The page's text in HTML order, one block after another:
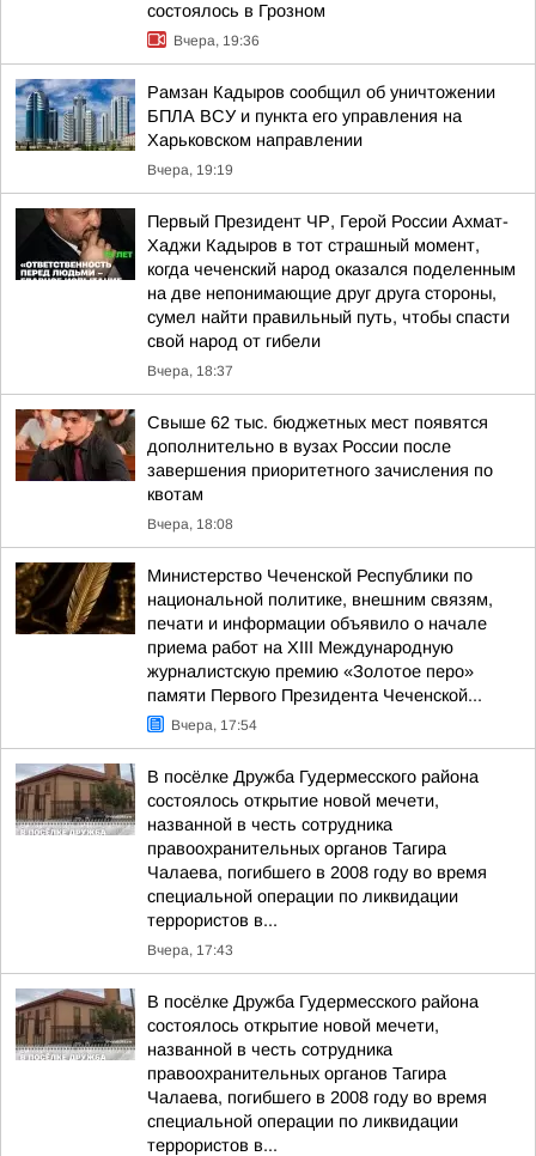
состоялось в Грозном
Вчера, 19:36
Рамзан Кадыров сообщил об уничтожении
БПЛА ВСУ и пункта его управления на
Харьковском направлении
Вчера, 19:19
Первый Президент ЧР, Герой России Ахмат-
Хаджи Кадыров в тот страшный момент,
когда чеченский народ оказался поделенным
на две непонимающие друг друга стороны,
сумел найти правильный путь, чтобы спасти
свой народ от гибели
Вчера, 18:37
Свыше 62 тыс. бюджетных мест появятся
дополнительно в вузах России после
завершения приоритетного зачисления по
квотам
Вчера, 18:08
Министерство Чеченской Республики по
национальной политике, внешним связям,
печати и информации объявило о начале
приема работ на XIII Международную
журналистскую премию «Золотое перо»
памяти Первого Президента Чеченской...
Вчера, 17:54
В посёлке Дружба Гудермесского района
состоялось открытие новой мечети,
названной в честь сотрудника
правоохранительных органов Тагира
Чалаева, погибшего в 2008 году во время
специальной операции по ликвидации
террористов в...
Вчера, 17:43
В посёлке Дружба Гудермесского района
состоялось открытие новой мечети,
названной в честь сотрудника
правоохранительных органов Тагира
Чалаева, погибшего в 2008 году во время
специальной операции по ликвидации
террористов в...